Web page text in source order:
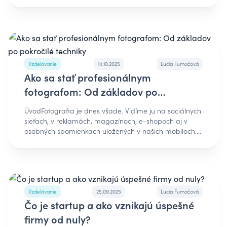
Vzdelávanie 14.10.2025 Lucia Fumačová
Ako sa stať profesionálnym
fotografom: Od základov po
pokročilé techniky
ÚvodFotografia je dnes všade. Vidíme ju na sociálnych
sieťach, v reklamách, magazínoch, e-shopoch aj v
osobných spomienkach uložených v našich mobiloch.
emócii a okamihu. Ak ťa láka naučiť sa, ako vytvárať
krásne a technicky správne fotografie, prejdime si
spolu základy, ktoré by mal ovládať každý, kto chce
rásť v tejto oblasti. 1. História fotografie: Od Niépceho
po smartfónyAby sme pochopili fotografiu dnes,
Vzdelávanie 25.09.2025 Lucia Fumačová
Čo je startup a ako vznikajú úspešné
firmy od nuly?